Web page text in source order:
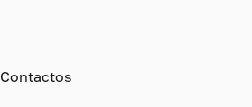
Contactos